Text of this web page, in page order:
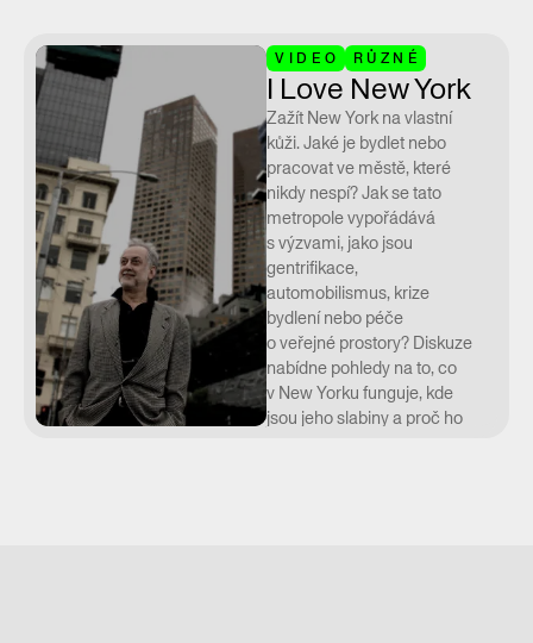
VIDEO RŮZNÉ
Zažít New York na vlastní
kůži. Jaké je bydlet nebo
pracovat ve městě, které
nikdy nespí? Jak se tato
metropole vypořádává
s výzvami, jako jsou
gentrifikace,
automobilismus, krize
bydlení nebo péče
o veřejné prostory? Diskuze
nabídne pohledy na to, co
v New Yorku funguje, kde
jsou jeho slabiny a proč ho
I Love New York